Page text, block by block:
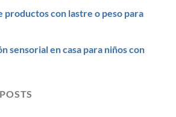
productos con lastre o peso para
sensorial en casa para niños con